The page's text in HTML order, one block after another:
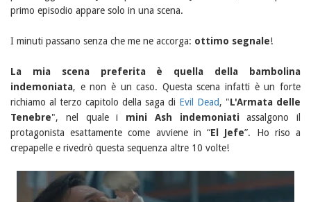
primo episodio appare solo in una scena.
I minuti passano senza che me ne accorga: ottimo segnale!
La mia scena preferita è quella della bambolina
indemoniata, e non è un caso. Questa scena infatti è un forte
richiamo al terzo capitolo della saga di Evil Dead, "L'Armata delle
Tenebre", nel quale i mini Ash indemoniatiassalgono il
protagonista esattamente come avviene in “El Jefe”. Ho riso a
crepapelle e rivedrò questa sequenza altre 10 volte!